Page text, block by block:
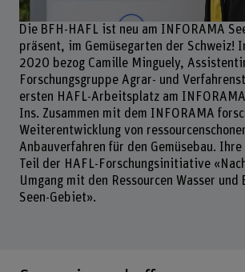
Die BFH-HAFL ist neu am INFORAMA
präsent, im Gemüsegarten der Schweiz!
2020 bezog Camille Minguely,
Forschungsgruppe Agrar- und
ersten HAFL-Arbeitsplatz am
Ins. Zusammen mit dem INFORAMA
Weiterentwicklung von
Anbauverfahren für den Gemüsebau.
Teil der HAFL-Forschungsinitiative
Umgang mit den Ressourcen Wasser und
Seen-Gebiet».